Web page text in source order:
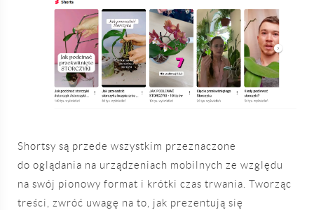
Shortsy są przede wszystkim przeznaczone
do oglądania na urządzeniach mobilnych ze względu
na swój pionowy format i krótki czas trwania. Tworząc
treści, zwróć uwagę na to, jak prezentują się